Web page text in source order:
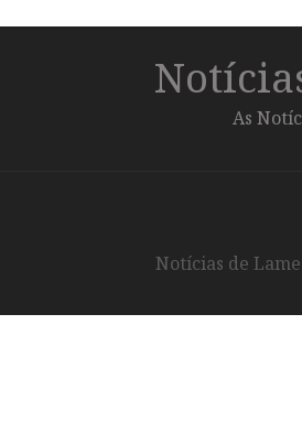
As
Notícias de